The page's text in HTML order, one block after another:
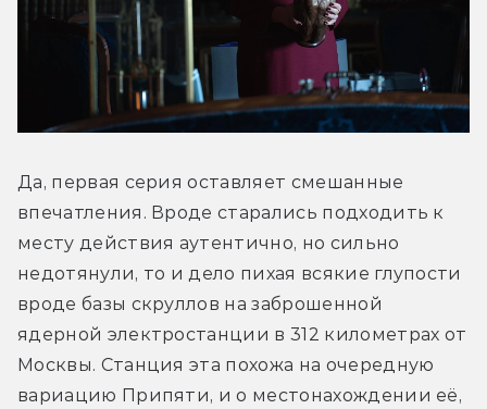
Да, первая серия оставляет смешанные
впечатления. Вроде старались подходить к
месту действия аутентично, но сильно
недотянули, то и дело пихая всякие глупости
вроде базы скруллов на заброшенной
ядерной электростанции в 312 километрах от
Москвы. Станция эта похожа на очередную
вариацию Припяти, и о местонахождении её,